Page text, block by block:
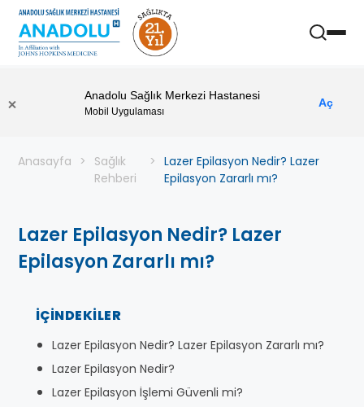
Anadolu Sağlık Merkezi Hastanesi
Mobil Uygulaması
Aç
Anasayfa
Sağlık
Rehberi
Lazer Epilasyon Nedir? Lazer
Epilasyon Zararlı mı?
Lazer Epilasyon Nedir? Lazer
Epilasyon Zararlı mı?
İÇINDEKILER
Lazer Epilasyon Nedir? Lazer Epilasyon Zararlı mı?
Lazer Epilasyon Nedir?
Lazer Epilasyon İşlemi Güvenli mi?